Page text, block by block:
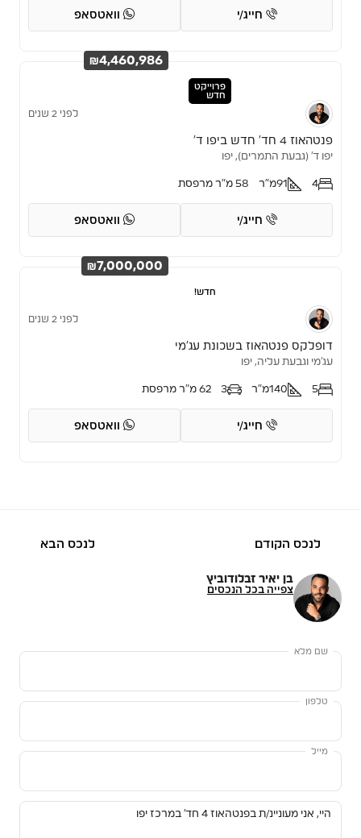
חייג/י וואטסאפ
פרוייקט
חדש
₪4,460,986
לפני 2 שנים
פנטהאוז 4 חד’ חדש ביפו ד’
יפו ד׳ (גבעת התמרים), יפו
4
91מ"ר 58 מ"ר מרפסת
חייג/י וואטסאפ
חדש!
₪7,000,000
לפני 2 שנים
דופלקס פנטהאוז בשכונת עג’מי
עג'מי וגבעת עליה, יפו
5
140מ"ר 3 62 מ"ר מרפסת
חייג/י וואטסאפ
לנכס הקודם לנכס הבא
בן יאיר זבלודוביץ
צפייה בכל הנכסים
שם מלא
טלפון
מייל